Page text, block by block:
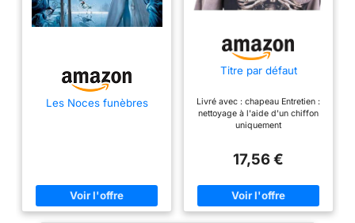
Les Noces funèbres
Titre par défaut
Livré avec : chapeau Entretien :
nettoyage à l'aide d'un chiffon
uniquement
17,56 €